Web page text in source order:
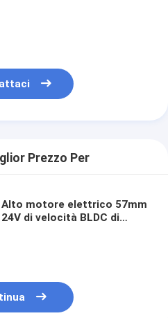
Prezzo Per
Alto motore elettrico 57mm
24V di velocità BLDC di